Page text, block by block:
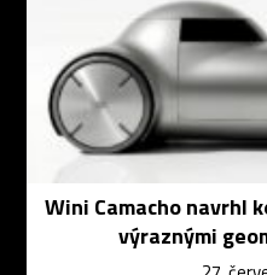
Wini Camacho navrhl
výraznými